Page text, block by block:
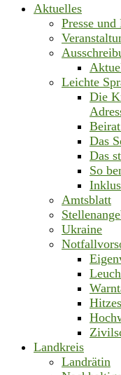
Aktuelles
Presse
Leichte
Die
Das
Das
So
Amtsblatt
Ukraine
Landkreis
Landrätin